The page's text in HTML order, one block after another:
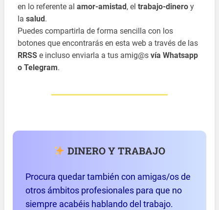
en lo referente alamor-amistad , eltrabajo-dinero y
lasalud .
Puedes compartirla de forma sencilla con los
botones que encontrarás en esta web a través de las
RRSS e incluso enviarla a tus amig@svía Whatsapp
o Telegram.
DINERO Y TRABAJO
Procura quedar también con amigas/os de
otros ámbitos profesionales para que no
siempre acabéis hablando del trabajo.